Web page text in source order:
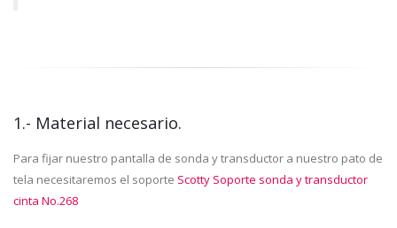
1.- Material necesario.
Para fijar nuestro pantalla de sonda y transductor a nuestro pato de
tela necesitaremos el soporte Scotty Soporte sonda y transductor
cinta No.268